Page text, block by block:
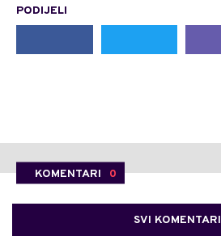
PODIJELI
KOMENTARI 0
SVI KOMENTARI